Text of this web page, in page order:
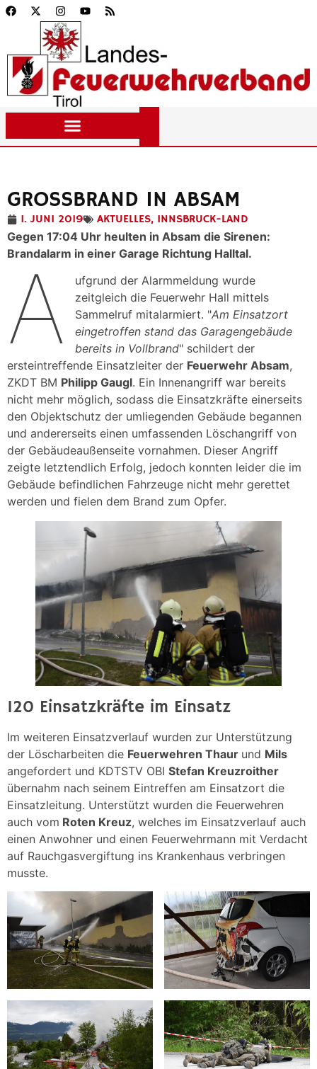
GROSSBRAND IN ABSAM
1. JUNI 2019 AKTUELLES, INNSBRUCK-LAND
Gegen 17:04 Uhr heulten in Absam die Sirenen:
Brandalarm in einer Garage Richtung Halltal.
A
ufgrund der Alarmmeldung wurde
zeitgleich die Feuerwehr Hall mittels
Sammelruf mitalarmiert. "Am Einsatzort
eingetroffen stand das Garagengebäude
bereits in Vollbrand" schildert der
ersteintreffende Einsatzleiter der Feuerwehr Absam,
ZKDT BM Philipp Gaugl. Ein Innenangriff war bereits
nicht mehr möglich, sodass die Einsatzkräfte einerseits
den Objektschutz der umliegenden Gebäude begannen
und andererseits einen umfassenden Löschangriff von
der Gebäudeaußenseite vornahmen. Dieser Angriff
zeigte letztendlich Erfolg, jedoch konnten leider die im
Gebäude befindlichen Fahrzeuge nicht mehr gerettet
werden und fielen dem Brand zum Opfer.
120 Einsatzkräfte im Einsatz
Im weiteren Einsatzverlauf wurden zur Unterstützung
der Löscharbeiten die Feuerwehren Thaur und Mils
angefordert und KDTSTV OBI Stefan Kreuzroither
übernahm nach seinem Eintreffen am Einsatzort die
Einsatzleitung. Unterstützt wurden die Feuerwehren
auch vom Roten Kreuz, welches im Einsatzverlauf auch
einen Anwohner und einen Feuerwehrmann mit Verdacht
auf Rauchgasvergiftung ins Krankenhaus verbringen
musste.